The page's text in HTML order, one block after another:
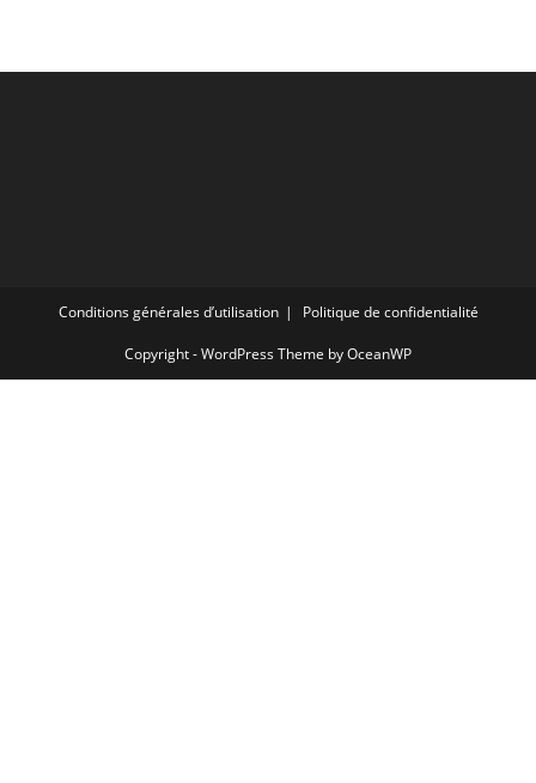
Conditions générales d’utilisation Politique de confidentialité
Copyright - WordPress Theme by OceanWP